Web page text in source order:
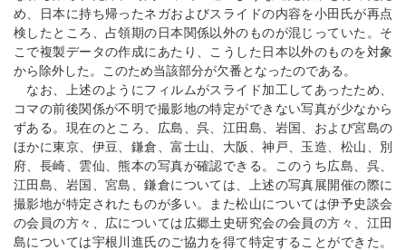
め、日本に持ち帰ったネガおよびスライドの内容を小田氏が再点
検したところ、占領期の日本関係以外のものが混じっていた。そ
こで複製データの作成にあたり、こうした日本以外のものを対象
から除外した。このため当該部分が欠番となったのである。
なお、上述のようにフィルムがスライド加工してあったため、
コマの前後関係が不明で撮影地の特定ができない写真が少なから
ずある。現在のところ、広島、呉、江田島、岩国、および宮島の
ほかに東京、伊豆、鎌倉、富士山、大阪、神戸、玉造、松山、別
府、長崎、雲仙、熊本の写真が確認できる。このうち広島、呉、
江田島、岩国、宮島、鎌倉については、上述の写真展開催の際に
撮影地が特定されたものが多い。また松山については伊予史談会
の会員の方々、広については広郷土史研究会の会員の方々、江田
島については宇根川進氏のご協力を得て特定することができた。